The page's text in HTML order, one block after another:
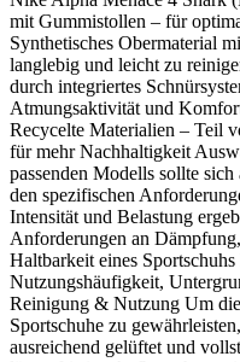
mit Gummistollen – für
Synthetisches Obermaterial
langlebig und leicht zu
durch integriertes
Atmungsaktivität und
Recycelte Materialien – Teil
für mehr Nachhaltigkeit
passenden Modells sollte
den spezifischen
Intensität und Belastung
Anforderungen an
Haltbarkeit eines
Nutzungshäufigkeit,
Reinigung & Nutzung Um
Sportschuhe zu
ausreichend gelüftet und